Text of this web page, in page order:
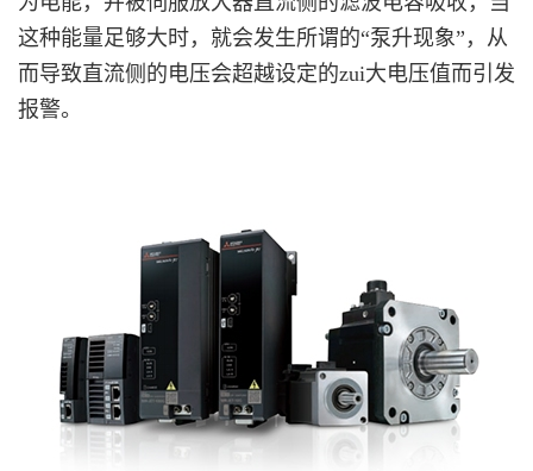
这种能量足够大时，就会发生所谓的“泵升现象”，从
而导致直流侧的电压会超越设定的zui大电压值而引发
报警。